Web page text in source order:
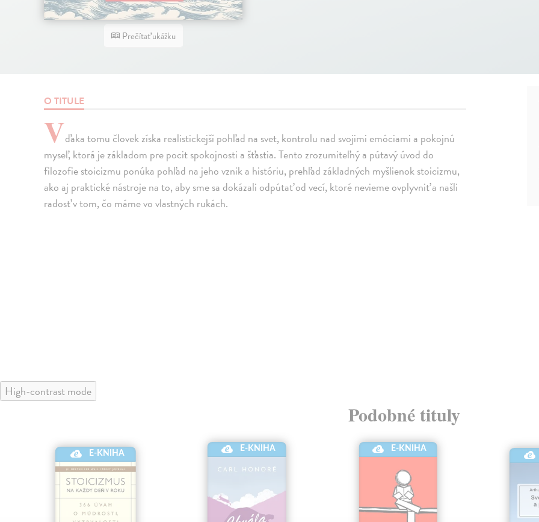
Prečítať ukážku
O TITULE
Vďaka tomu človek získa realistickejší pohľad na svet, kontrolu nad svojimi emóciami a pokojnú
myseľ, ktorá je základom pre pocit spokojnosti a šťastia. Tento zrozumiteľný a pútavý úvod do
filozofie stoicizmu ponúka pohľad na jeho vznik a históriu, prehľad základných myšlienok stoicizmu,
ako aj praktické nástroje na to, aby sme sa dokázali odpútať od vecí, ktoré nevieme ovplyvniť a našli
radosť v tom, čo máme vo vlastných rukách.
High-contrast mode
Podobné tituly
E-KNIHA
E-KNIHA E-KNIHA